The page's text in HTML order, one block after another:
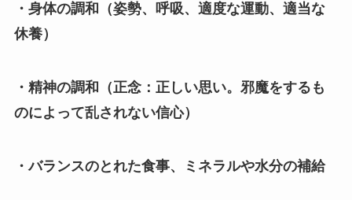
・身体の調和（姿勢、呼吸、適度な運動、適当な
休養）
・精神の調和（正念：正しい思い。邪魔をするも
のによって乱されない信心）
・バランスのとれた食事、ミネラルや水分の補給